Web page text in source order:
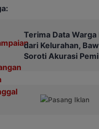
Terima Data
dari Kelurahan,
Soroti Akurasi